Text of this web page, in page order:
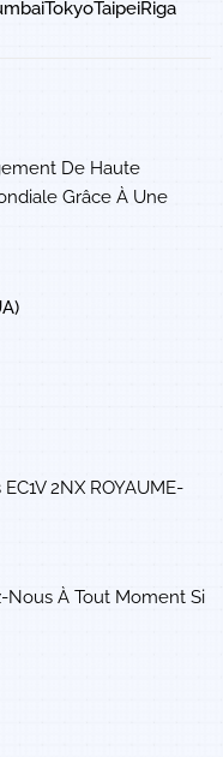
TokyoTaipeiRiga
De Haute
Grâce À Une
2NX ROYAUME-
À Tout Moment Si